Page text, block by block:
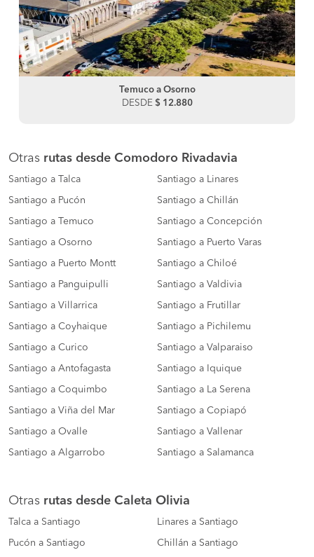
Temuco a Osorno
DESDE $ 12.880
Otras rutas desde Comodoro Rivadavia
Santiago a Talca Santiago a Linares
Santiago a Pucón Santiago a Chillán
Santiago a Temuco Santiago a Concepción
Santiago a Osorno Santiago a Puerto Varas
Santiago a Puerto Montt Santiago a Chiloé
Santiago a Panguipulli Santiago a Valdivia
Santiago a Villarrica Santiago a Frutillar
Santiago a Coyhaique Santiago a Pichilemu
Santiago a Curico Santiago a Valparaiso
Santiago a Antofagasta Santiago a Iquique
Santiago a Coquimbo Santiago a La Serena
Santiago a Viña del Mar Santiago a Copiapó
Santiago a Ovalle Santiago a Vallenar
Santiago a Algarrobo Santiago a Salamanca
Otras rutas desde Caleta Olivia
Talca a Santiago Linares a Santiago
Pucón a Santiago Chillán a Santiago